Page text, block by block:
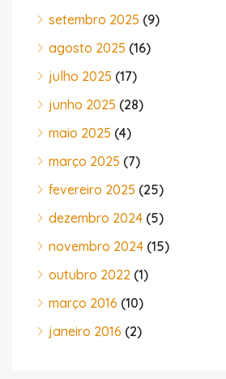
setembro 2025 (9)
agosto 2025 (16)
julho 2025 (17)
junho 2025 (28)
maio 2025 (4)
março 2025 (7)
fevereiro 2025 (25)
dezembro 2024 (5)
novembro 2024 (15)
outubro 2022 (1)
março 2016 (10)
janeiro 2016 (2)